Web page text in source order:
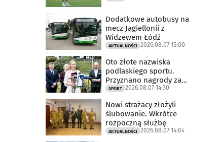
Dodatkowe autobusy na
mecz Jagiellonii z
Widzewem Łódź
AKTUALNOŚCI 2026.08.07 15:00
Oto złote nazwiska
podlaskiego sportu.
Przyznano nagrody za
2025 rok
SPORT 2026.08.07 14:30
Nowi strażacy złożyli
ślubowanie. Wkrótce
rozpoczną służbę
AKTUALNOŚCI 2026.08.07 14:04